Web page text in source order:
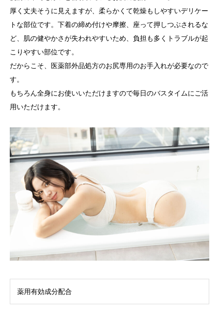
厚く丈夫そうに見えますが、柔らかくて乾燥もしやすいデリケー
トな部位です。下着の締め付けや摩擦、座って押しつぶされるな
ど、肌の健やかさが失われやすいため、負担も多くトラブルが起
こりやすい部位です。
だからこそ、医薬部外品処方のお尻専用のお手入れが必要なので
す。
もちろん全身にお使いいただけますので毎日のバスタイムにご活
用いただけます。
薬用有効成分配合